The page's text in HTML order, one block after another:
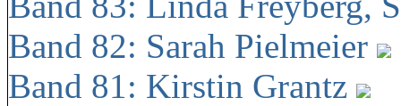
Band 82: Sarah Pielmeier
Band 81: Kirstin Grantz